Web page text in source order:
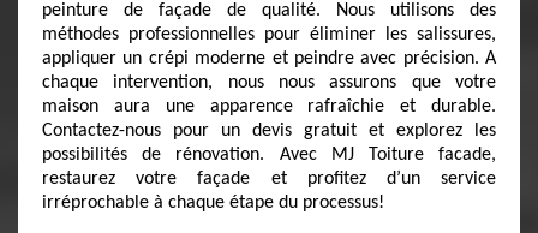
peinture de façade de qualité. Nous utilisons des
méthodes professionnelles pour éliminer les salissures,
appliquer un crépi moderne et peindre avec précision. A
chaque intervention, nous nous assurons que votre
maison aura une apparence rafraîchie et durable.
Contactez-nous pour un devis gratuit et explorez les
possibilités de rénovation. Avec MJ Toiture facade,
restaurez votre façade et profitez d’un service
irréprochable à chaque étape du processus!